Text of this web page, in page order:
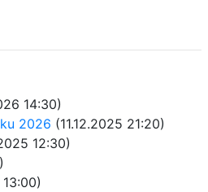
14:30)
2026 (11.12.2025 21:20)
12:30)